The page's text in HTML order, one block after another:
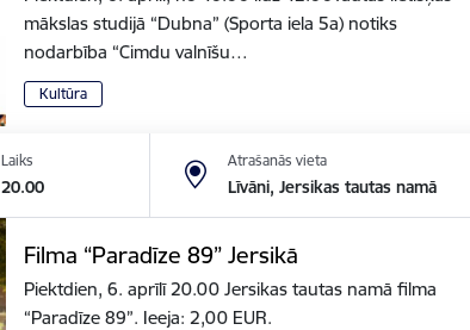
mākslas studijā “Dubna” (Sporta iela 5a) notiks
nodarbība “Cimdu valnīšu…
Kultūra
Laiks
20.00
Atrašanās vieta
Līvāni, Jersikas tautas namā
Filma “Paradīze 89” Jersikā
Piektdien, 6. aprīlī 20.00 Jersikas tautas namā filma
“Paradīze 89”. Ieeja: 2,00 EUR.